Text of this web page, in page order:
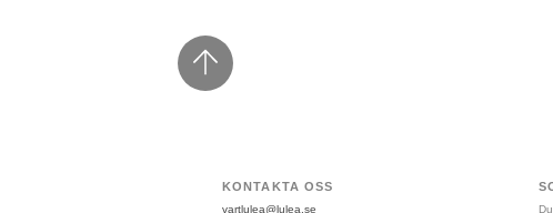
KONTAKTA OSS
vartlulea@lulea.se